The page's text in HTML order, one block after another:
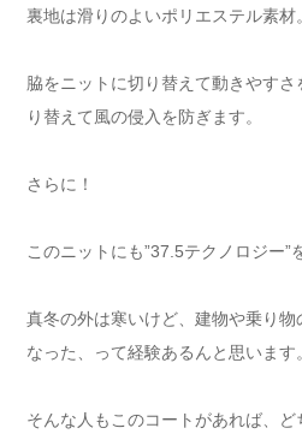
裏地は滑りのよいポリエステル素材。
脇をニットに切り替えて動きやす
り替えて風の侵入を防ぎます。
さらに！
このニットにも”37.5テクノロジー”
真冬の外は寒いけど、建物や乗り
なった、って経験あるんと思います。
そんな人もこのコートがあれば、